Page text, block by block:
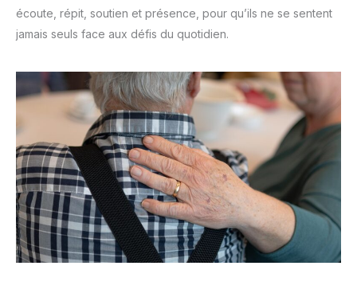
écoute, répit, soutien et présence, pour qu’ils ne se sentent
jamais seuls face aux défis du quotidien.